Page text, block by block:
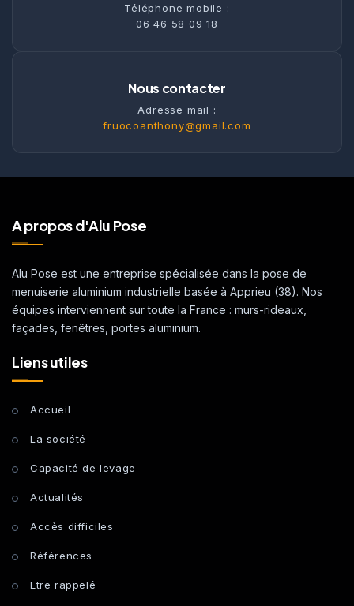
Téléphone mobile :
06 46 58 09 18
Nous contacter
Adresse mail :
fruocoanthony@gmail.com
A propos d'Alu Pose
Alu Pose est une entreprise spécialisée dans la pose de
menuiserie aluminium industrielle basée à Apprieu (38). Nos
équipes interviennent sur toute la France : murs-rideaux,
façades, fenêtres, portes aluminium.
Liens utiles
Accueil
La société
Capacité de levage
Actualités
Accès difficiles
Références
Etre rappelé